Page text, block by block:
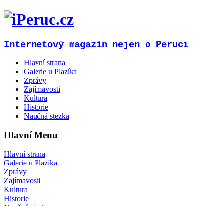
Internetový magazín nejen o Peruci
Hlavní strana
Galerie u Plazíka
Zprávy
Zajímavosti
Kultura
Historie
Naučná stezka
Hlavní Menu
Hlavní strana
Galerie u Plazíka
Zprávy
Zajímavosti
Kultura
Historie